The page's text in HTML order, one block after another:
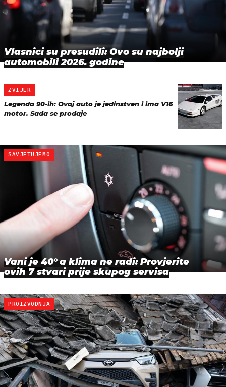
Vlasnici su presudili: Ovo su najbolji
automobili 2026. godine
ZVIJER
Legenda 90-ih: Ovaj auto je jedinstven i ima V16
motor. Sada se prodaje
SAVJETUJEMO
Vani je 40° a klima ne radi: Provjerite
ovih 7 stvari prije skupog servisa
PROIZVODNJA